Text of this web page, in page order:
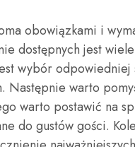
obowiązkami i
dostępnych jest
wybór
Następnie warto
warto postawić na
do gustów gości.